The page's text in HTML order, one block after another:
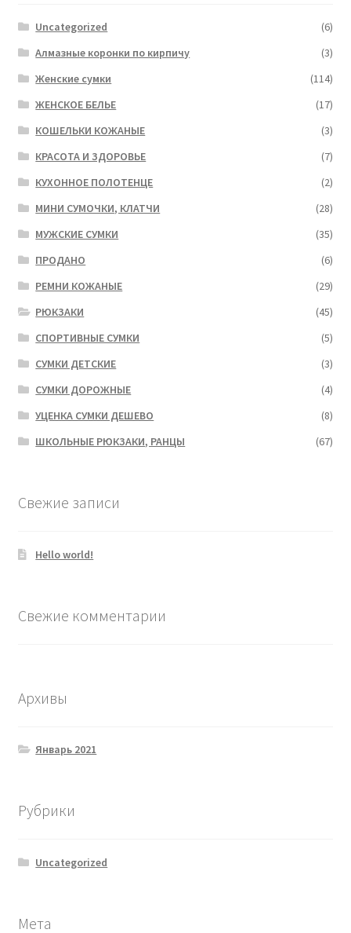
Uncategorized
(6)
Алмазные коронки по кирпичу
(3)
Женские сумки
(114)
ЖЕНСКОЕ БЕЛЬЕ
(17)
КОШЕЛЬКИ КОЖАНЫЕ
(3)
КРАСОТА И ЗДОРОВЬЕ
(7)
КУХОННОЕ ПОЛОТЕНЦЕ
(2)
МИНИ СУМОЧКИ, КЛАТЧИ
(28)
МУЖСКИЕ СУМКИ
(35)
ПРОДАНО
(6)
РЕМНИ КОЖАНЫЕ
(29)
РЮКЗАКИ
(45)
СПОРТИВНЫЕ СУМКИ
(5)
СУМКИ ДЕТСКИЕ
(3)
СУМКИ ДОРОЖНЫЕ
(4)
УЦЕНКА СУМКИ ДЕШЕВО
(8)
ШКОЛЬНЫЕ РЮКЗАКИ, РАНЦЫ
(67)
Свежие записи
Hello world!
Свежие комментарии
Архивы
Январь 2021
Рубрики
Uncategorized
Мета